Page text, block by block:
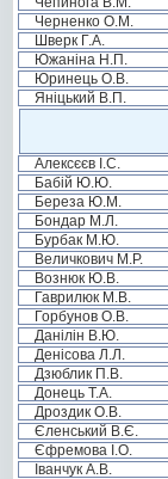
Черненко О.М.
Шверк Г.А.
Южаніна Н.П.
Юринець О.В.
Яніцький В.П.
Алексєєв І.С.
Бабій Ю.Ю.
Береза Ю.М.
Бондар М.Л.
Бурбак М.Ю.
Величкович М.Р.
Вознюк Ю.В.
Гаврилюк М.В.
Горбунов О.В.
Данілін В.Ю.
Денісова Л.Л.
Дзюблик П.В.
Донець Т.А.
Дроздик О.В.
Єленський В.Є.
Єфремова І.О.
Іванчук А.В.